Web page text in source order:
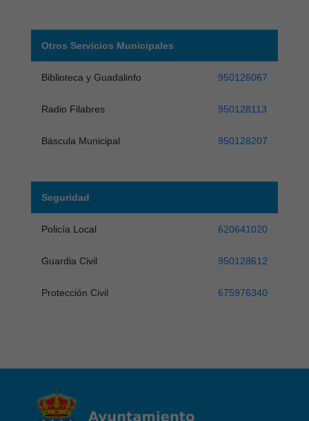
Otros Servicios Municipales
Biblioteca y Guadalinfo 950126067
Radio Filabres 950128113
Báscula Municipal 950128207
Seguridad
Policía Local 620641020
Guardia Civil 950128612
Protección Civil 675976340